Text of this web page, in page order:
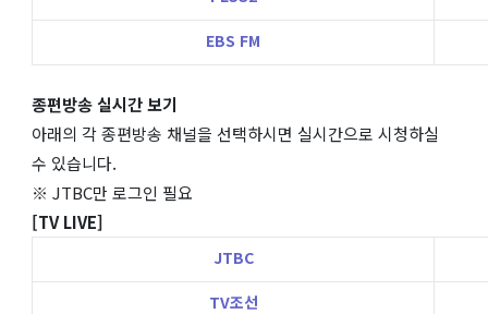
EBS FM
종편방송 실시간 보기
아래의 각 종편방송 채널을 선택하시면 실시간으로 시청하실
수 있습니다.
※ JTBC만 로그인 필요
[TV LIVE]
JTBC
TV조선